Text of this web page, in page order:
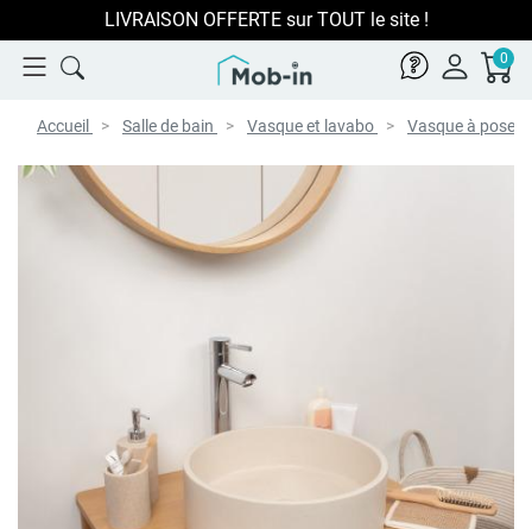
LIVRAISON OFFERTE sur TOUT le site !
0
Accueil Salle de bain Vasque et lavabo Vasque à poser